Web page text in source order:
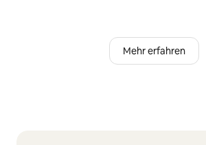
Mehr erfahren